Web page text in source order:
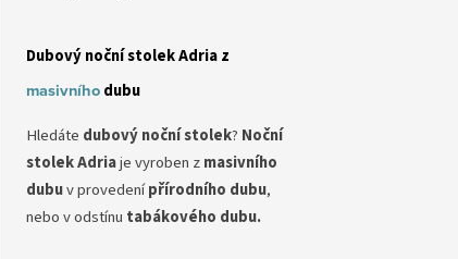
Dubový noční stolek Adria z
masivníhodubu
Hledáte dubový noční stolek? Noční
stolek Adriaje vyroben zmasivního
dubuv provedenípřírodního dubu,
nebo v odstínu tabákového dubu.